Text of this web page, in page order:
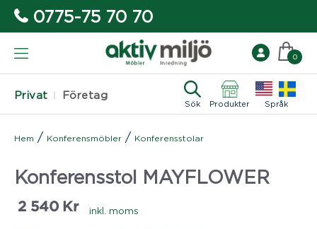
0775-75 70 70
Privat Företag
Sök Produkter Språk
0
Hem / Konferensmöbler / Konferensstolar
Konferensstol MAYFLOWER
2 540 Kr inkl. moms